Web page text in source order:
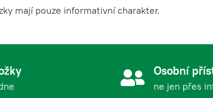
mají pouze informativní charakter.
Osobní
ne jen přes